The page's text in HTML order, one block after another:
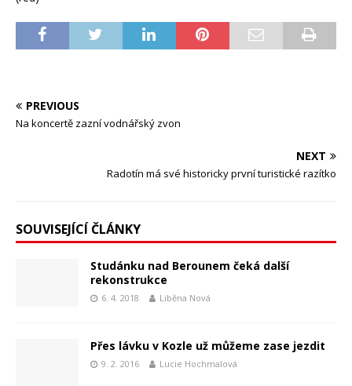
PREVIOUS
Na koncertě zazní vodnářský zvon
NEXT
Radotín má své historicky první turistické razítko
SOUVISEJÍCÍ ČLÁNKY
Studánku nad Berounem čeká další
rekonstrukce
6. 4. 2018 Liběna Nová
Přes lávku v Kozle už můžeme zase jezdit
9. 2. 2016 Lucie Hochmalová